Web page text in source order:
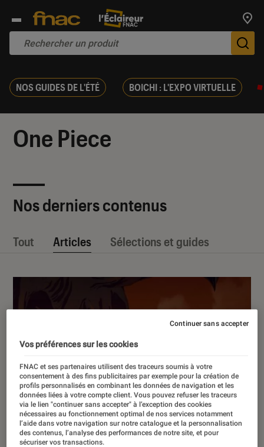
NOS GUIDES DE L'ÉTÉ BOICHI : L'EXPO VIRTUELLE
One Piece
Nos derniers contenus
Tout Articles Sélections et guides
Vos préférences sur les cookies
FNAC et ses partenaires utilisent des traceurs soumis à votre
consentement à des fins publicitaires par exemple pour la création de
profils personnalisés en combinant les données de navigation et les
données liées à votre compte client. Vous pouvez refuser les traceurs
via le lien "continuer sans accepter" à l’exception des cookies
nécessaires au fonctionnement optimal de nos services notamment
l’aide dans votre navigation sur notre catalogue et la personnalisation
des contenus, l’analyse des performances de notre site, et pour
sécuriser vos transactions.
Continuer sans accepter